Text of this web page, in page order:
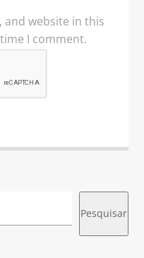
and website in this
I comment.
Pesquisar